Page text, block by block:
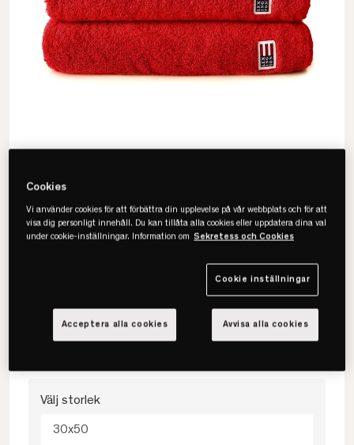
• 100% bomullsfrotté
• OEKO-TEX®-certifierad
• Flera storlekar & färger
Välj storlek
30x50
Cookies
Vi använder cookies för att förbättra din upplevelse på vår webbplats och för att
visa dig personligt innehåll. Du kan tillåta alla cookies eller uppdatera dina val
under cookie-inställningar. Information om Sekretess och Cookies
Cookie inställningar
Avvisa alla cookies
Acceptera alla cookies